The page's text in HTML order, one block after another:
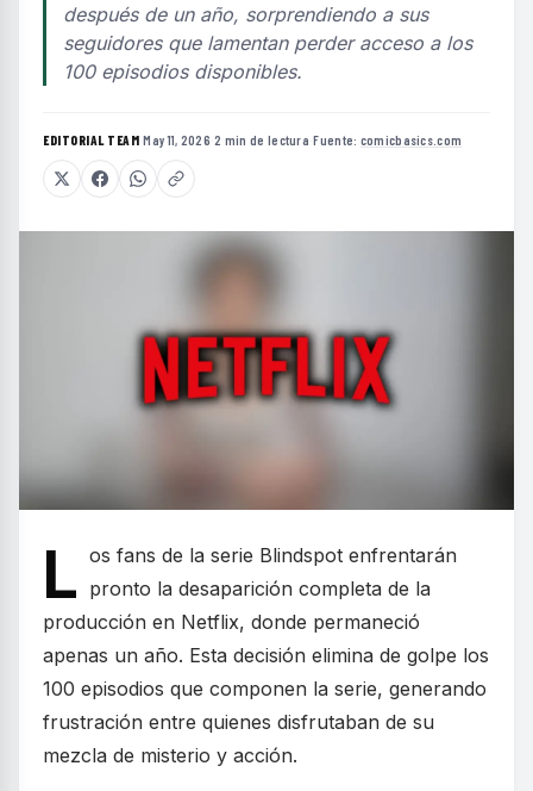
después de un año, sorprendiendo a sus
seguidores que lamentan perder acceso a los
100 episodios disponibles.
EDITORIAL TEAM·May 11, 2026·2 min de lectura·Fuente: comicbasics.com
L os fans de la serie Blindspot enfrentarán
pronto la desaparición completa de la
producción en Netflix, donde permaneció
apenas un año. Esta decisión elimina de golpe los
100 episodios que componen la serie, generando
frustración entre quienes disfrutaban de su
mezcla de misterio y acción.